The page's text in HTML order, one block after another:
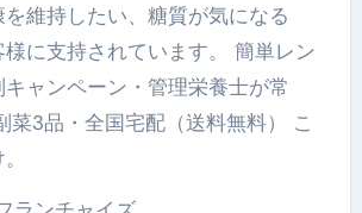
維持したい、糖質が気になる
に支持されています。 簡単レン
ャンペーン・管理栄養士が常
菜3品・全国宅配（送料無料） こ